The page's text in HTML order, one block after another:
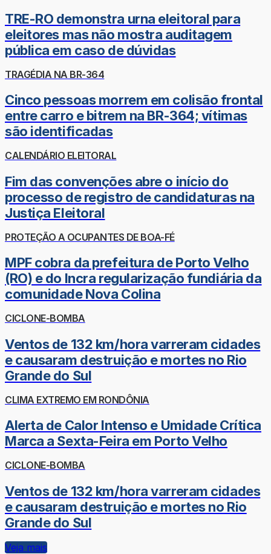
TRE-RO demonstra urna eleitoral para
eleitores mas não mostra auditagem
pública em caso de dúvidas
TRAGÉDIA NA BR-364
Cinco pessoas morrem em colisão frontal
entre carro e bitrem na BR-364; vítimas
são identificadas
CALENDÁRIO ELEITORAL
Fim das convenções abre o início do
processo de registro de candidaturas na
Justiça Eleitoral
PROTEÇÃO A OCUPANTES DE BOA-FÉ
MPF cobra da prefeitura de Porto Velho
(RO) e do Incra regularização fundiária da
comunidade Nova Colina
CICLONE-BOMBA
Ventos de 132 km/hora varreram cidades
e causaram destruição e mortes no Rio
Grande do Sul
CLIMA EXTREMO EM RONDÔNIA
Alerta de Calor Intenso e Umidade Crítica
Marca a Sexta-Feira em Porto Velho
CICLONE-BOMBA
Ventos de 132 km/hora varreram cidades
e causaram destruição e mortes no Rio
Grande do Sul
Veja mais